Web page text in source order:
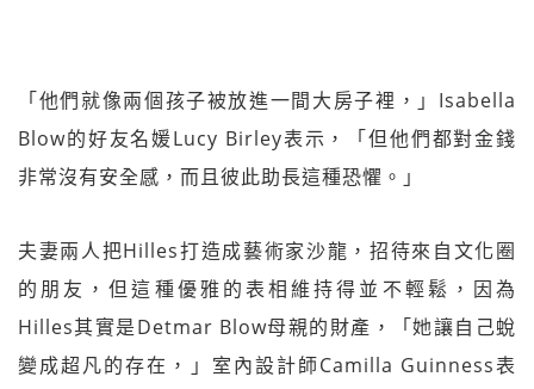
「他們就像兩個孩子被放進一間大房子裡，」Isabella
Blow的好友名媛Lucy Birley表示，「但他們都對金錢
非常沒有安全感，而且彼此助長這種恐懼。」
夫妻兩人把Hilles打造成藝術家沙龍，招待來自文化圈
的朋友，但這種優雅的表相維持得並不輕鬆，因為
Hilles其實是Detmar Blow母親的財產，「她讓自己蛻
變成超凡的存在，」室內設計師Camilla Guinness表